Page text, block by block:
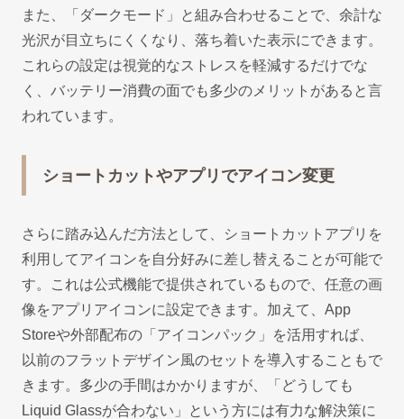
また、「ダークモード」と組み合わせることで、余計な
光沢が目立ちにくくなり、落ち着いた表示にできます。
これらの設定は視覚的なストレスを軽減するだけでな
く、バッテリー消費の面でも多少のメリットがあると言
われています。
ショートカットやアプリでアイコン変更
さらに踏み込んだ方法として、ショートカットアプリを
利用してアイコンを自分好みに差し替えることが可能で
す。これは公式機能で提供されているもので、任意の画
像をアプリアイコンに設定できます。加えて、App
Storeや外部配布の「アイコンパック」を活用すれば、
以前のフラットデザイン風のセットを導入することもで
きます。多少の手間はかかりますが、「どうしても
Liquid Glassが合わない」という方には有力な解決策に